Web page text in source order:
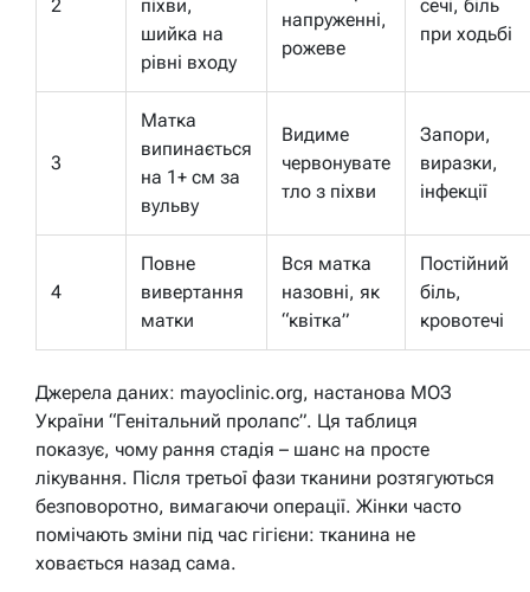
2
піхви,
шийка на
рівні входу
напруженні,
рожеве
сечі, біль
при ходьбі
3
Матка
випинається
на 1+ см за
вульву
Видиме
червонувате
тло з піхви
Запори,
виразки,
інфекції
4
Повне
вивертання
матки
Вся матка
назовні, як
“квітка”
Постійний
біль,
кровотечі
Джерела даних: mayoclinic.org, настанова МОЗ
України “Генітальний пролапс”. Ця таблиця
показує, чому рання стадія – шанс на просте
лікування. Після третьої фази тканини розтягуються
безповоротно, вимагаючи операції. Жінки часто
помічають зміни під час гігієни: тканина не
ховається назад сама.